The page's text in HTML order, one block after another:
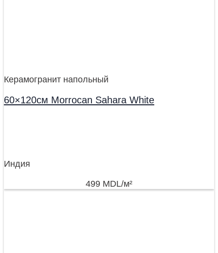
Керамогранит напольный
60×120см Morrocan Sahara White
Индия
499 MDL/м²